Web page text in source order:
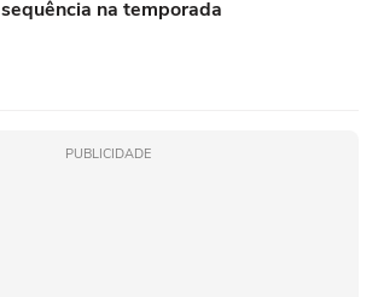
sequência na temporada
PUBLICIDADE